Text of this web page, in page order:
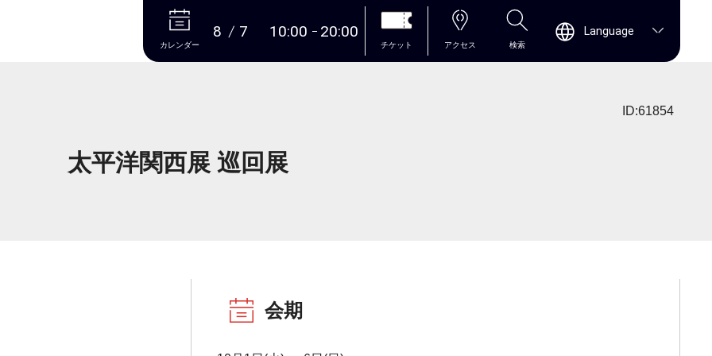
本文へ
カレンダー
8 7 10:00 20:00
チケット アクセス 検索
Language
ID:61854
太平洋関西展 巡回展
会期